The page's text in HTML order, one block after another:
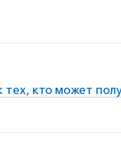
кто может